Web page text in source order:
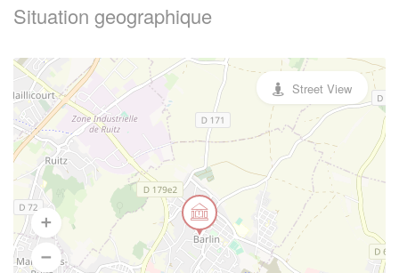
Situation geographique
Street View